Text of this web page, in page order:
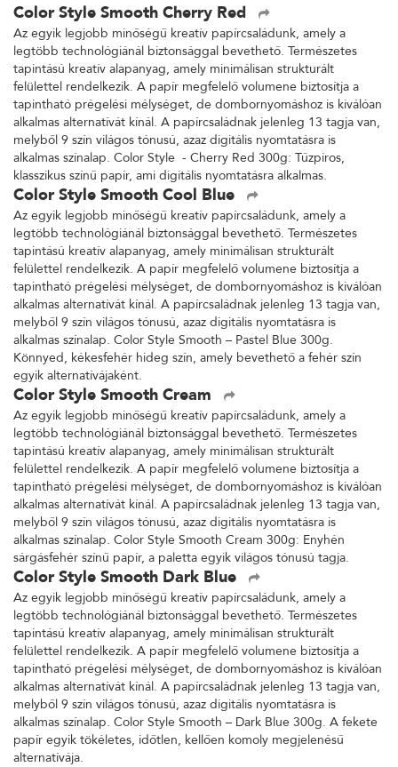
Color Style Smooth Cherry Red
Az egyik legjobb minőségű kreatív papírcsaládunk, amely a
legtöbb technológiánál biztonsággal bevethető. Természetes
tapintású kreatív alapanyag, amely minimálisan strukturált
felülettel rendelkezik. A papír megfelelő volumene biztosítja a
tapintható prégelési mélységet, de dombornyomáshoz is kiválóan
alkalmas alternatívát kínál. A papírcsaládnak jelenleg 13 tagja van,
melyből 9 szín világos tónusú, azaz digitális nyomtatásra is
alkalmas színalap. Color Style - Cherry Red 300g: Tűzpiros,
klasszikus színű papír, ami digitális nyomtatásra alkalmas.
Color Style Smooth Cool Blue
Az egyik legjobb minőségű kreatív papírcsaládunk, amely a
legtöbb technológiánál biztonsággal bevethető. Természetes
tapintású kreatív alapanyag, amely minimálisan strukturált
felülettel rendelkezik. A papír megfelelő volumene biztosítja a
tapintható prégelési mélységet, de dombornyomáshoz is kiválóan
alkalmas alternatívát kínál. A papírcsaládnak jelenleg 13 tagja van,
melyből 9 szín világos tónusú, azaz digitális nyomtatásra is
alkalmas színalap. Color Style Smooth – Pastel Blue 300g.
Könnyed, kékesfehér hideg szín, amely bevethető a fehér szín
egyik alternatívájaként.
Color Style Smooth Cream
Az egyik legjobb minőségű kreatív papírcsaládunk, amely a
legtöbb technológiánál biztonsággal bevethető. Természetes
tapintású kreatív alapanyag, amely minimálisan strukturált
felülettel rendelkezik. A papír megfelelő volumene biztosítja a
tapintható prégelési mélységet, de dombornyomáshoz is kiválóan
alkalmas alternatívát kínál. A papírcsaládnak jelenleg 13 tagja van,
melyből 9 szín világos tónusú, azaz digitális nyomtatásra is
alkalmas színalap. Color Style Smooth Cream 300g: Enyhén
sárgásfehér színű papír, a paletta egyik világos tónusú tagja.
Color Style Smooth Dark Blue
Az egyik legjobb minőségű kreatív papírcsaládunk, amely a
legtöbb technológiánál biztonsággal bevethető. Természetes
tapintású kreatív alapanyag, amely minimálisan strukturált
felülettel rendelkezik. A papír megfelelő volumene biztosítja a
tapintható prégelési mélységet, de dombornyomáshoz is kiválóan
alkalmas alternatívát kínál. A papírcsaládnak jelenleg 13 tagja van,
melyből 9 szín világos tónusú, azaz digitális nyomtatásra is
alkalmas színalap. Color Style Smooth – Dark Blue 300g. A fekete
papír egyik tökéletes, időtlen, kellően komoly megjelenésű
alternatívája.